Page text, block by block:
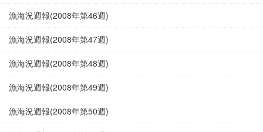
漁海況週報(2008年第46週)
漁海況週報(2008年第47週)
漁海況週報(2008年第48週)
漁海況週報(2008年第49週)
漁海況週報(2008年第50週)